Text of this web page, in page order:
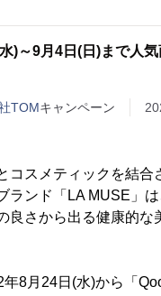
)～9月4日(日)まで人気
TOMキャンペーン
コスメティックを結合
ランド「LA MUSE」
良さから出る健康的な
年8月24日(水)から「